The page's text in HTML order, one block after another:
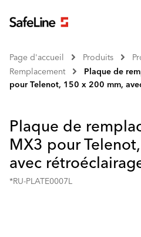
Page d'accueil Produits
Remplacement
Plaque de
pour Telenot, 150 x 200 mm,
Plaque de
MX3 pour
avec
*RU-PLATE0007L